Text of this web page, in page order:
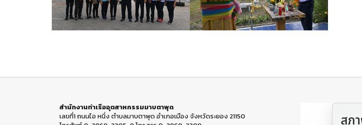
สำนักงานท่าเรืออุตสาหกรรมมาบตาพุด
เลขที่1 ถนนไอ หนึ่ง ตำบลมาบตาพุด อำเภอเมือง จังหวัดระยอง 21150